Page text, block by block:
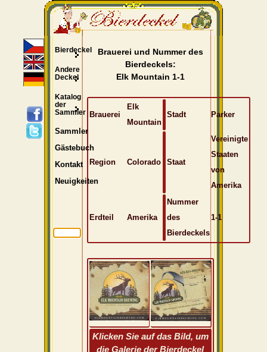
Brauerei und Nummer des
Bierdeckels:
Elk Mountain 1-1
Brauerei
Elk
Mountain
Stadt Parker
Region Colorado Staat
Vereinigte
Staaten
von
Amerika
Erdteil Amerika
Nummer
des
Bierdeckels
1-1
Klicken Sie auf das Bild, um
die Galerie der Bierdeckel
Bierdeckel
Andere
Deckel
Katalog
der
Sammler
Sammler
Gästebuch
Kontakt
Neuigkeiten